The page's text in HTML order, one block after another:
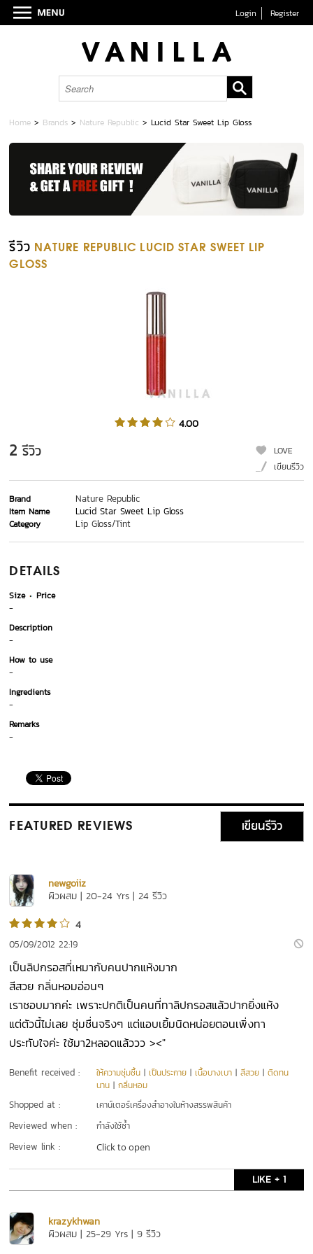
Login Register
Home > Brands > Nature Republic >Lucid Star Sweet Lip Gloss
รีวิว NATURE REPUBLIC LUCID STAR SWEET LIP
GLOSS
4.00
2 รีวิว
LOVE
เขียนรีวิว
Brand Nature Republic
Item Name Lucid Star Sweet Lip Gloss
Category Lip Gloss/Tint
DETAILS
Size
Price
-
Description
-
How to use
-
Ingredients
-
Remarks
-
FEATURED REVIEWS เขียนรีวิว
newgoiiz
ผิวผสม | 20-24 Yrs | 24 รีวิว
4
05/09/2012 22:19
เป็นลิปกรอสที่เหมากับคนปากแห้งมาก
สีสวย กลิ่นหอมอ่อนๆ
เราชอบมากค่ะ เพราะปกติเป็นคนที่ทาลิปกรอสแล้วปากยิ่งแห้ง
แต่ตัวนี้ไม่เลย ชุ่มชื่นจริงๆ แต่แอบเยิ้มนิดหน่อยตอนเพิ่งทา
ประทับใจค่ะ ใช้มา2หลอดแล้ววว ><"
Benefit received : ให้ความชุ่มชื้น |เป็นประกาย |เนื้อบางเบา |สีสวย |ติดทน
นาน |กลิ่นหอม
Shopped at : เคาน์เตอร์เครื่องสำอางในห้างสรรพสินค้า
Reviewed when : กำลังใช้ซ้ำ
Review link : Click to open
LIKE + 1
krazykhwan
ผิวผสม | 25-29 Yrs | 9 รีวิว